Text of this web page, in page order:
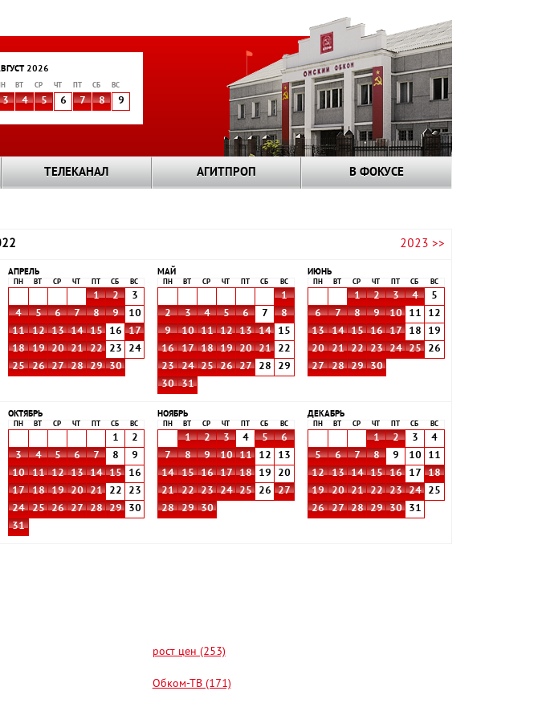
2026
ПН ВТ СР ЧТ СБ ВС
3 4 5 6 7 8 9
ТЕЛЕКАНАЛ АГИТПРОП В ФОКУСЕ
2023 >>
АПРЕЛЬ
ПН ВТ СР ЧТ СБ ВС
1 2
3
4
5 6 7 8 9
10
11
12 13 14 15 16
17
18
19 20 21 22 23
24
25
26 27 28 29 30
МАЙ
ПН ВТ СР ЧТ СБ ВС
1
2
3 4 5 6 7
8
9
10 11 12 13 14
15
16
17 18 19 20 21
22
23
24 25 26 27 28
29
30
31
ИЮНЬ
ПН ВТ СР ЧТ СБ ВС
1 2 3 4
5
6
7 8 9 10 11
12
13
14 15 16 17 18
19
20
21 22 23 24 25
26
27
28 29 30
ОКТЯБРЬ
ПН ВТ СР ЧТ СБ ВС
1
2
3
4 5 6 7 8
9
10
11 12 13 14 15
16
17
18 19 20 21 22
23
24
25 26 27 28 29
30
31
НОЯБРЬ
ПН ВТ СР ЧТ СБ ВС
1 2 3 4 5
6
7
8 9 10 11 12
13
14
15 16 17 18 19
20
21
22 23 24 25 26
27
28
29 30
ДЕКАБРЬ
ПН ВТ СР ЧТ СБ ВС
1 2 3
4
5
6 7 8 9 10
11
12
13 14 15 16 17
18
19
20 21 22 23 24
25
26
27 28 29 30 31
рост цен (253)
Обком-ТВ (171)